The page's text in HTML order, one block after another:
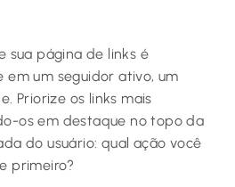
sua página de links é
um seguidor ativo, um
Priorize os links mais
os em destaque no topo da
do usuário: qual ação você
primeiro?